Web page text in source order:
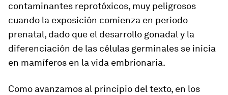
contaminantes reprotóxicos, muy peligrosos
cuando la exposición comienza en periodo
prenatal, dado que el desarrollo gonadal y la
diferenciación de las células germinales se inicia
en mamíferos en la vida embrionaria.
Como avanzamos al principio del texto, en los